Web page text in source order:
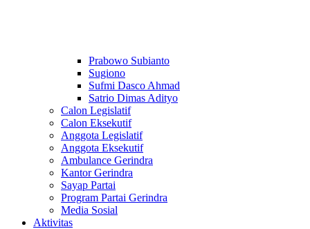
Prabowo Subianto
Sugiono
Sufmi Dasco Ahmad
Satrio Dimas Adityo
Calon Legislatif
Calon Eksekutif
Anggota Legislatif
Anggota Eksekutif
Ambulance Gerindra
Kantor Gerindra
Sayap Partai
Program Partai Gerindra
Media Sosial
Aktivitas